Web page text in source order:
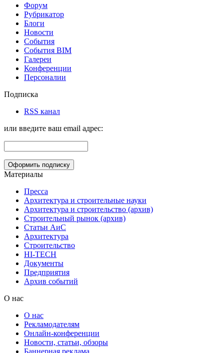
Форум
Рубрикатор
Блоги
Новости
События
События BIM
Галереи
Конференции
Персоналии
Подписка
RSS канал
или введите ваш email адрес:
Материалы
Пресса
Архитектура и строительные науки
Архитектура и строительство (архив)
Строительный рынок (архив)
Статьи АиС
Архитектура
Строительство
HI-TECH
Документы
Предприятия
Архив событий
О нас
О нас
Рекламодателям
Онлайн-конференции
Новости, статьи, обзоры
Баннерная реклама